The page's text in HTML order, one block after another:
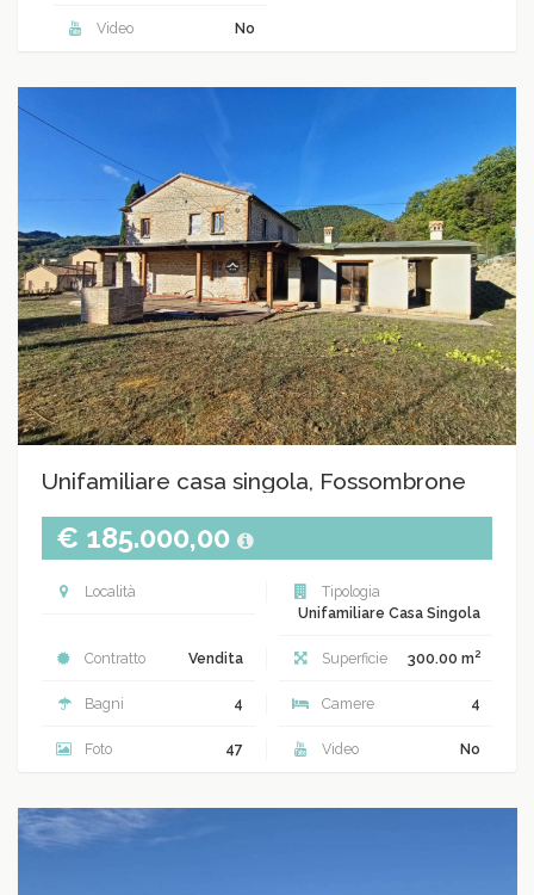
Video No
Unifamiliare casa singola, Fossombrone
€ 185.000,00
Località
Tipologia
Unifamiliare Casa Singola
Contratto Vendita Superficie 300.00 m2
Bagni 4 Camere 4
Foto 47 Video No